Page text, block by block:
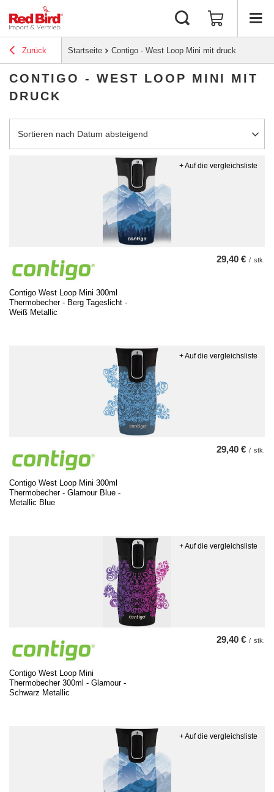
Zurück Startseite Contigo - West Loop Mini mit druck
CONTIGO - WEST LOOP MINI MIT
DRUCK
Sortierung ändern
Sortieren nach Datum absteigend
Contigo West Loop Mini 300ml
Thermobecher - Berg Tageslicht -
Weiß Metallic
29,40 € / stk.
+ Auf die vergleichsliste
Contigo West Loop Mini 300ml
Thermobecher - Glamour Blue -
Metallic Blue
29,40 € / stk.
+ Auf die vergleichsliste
Contigo West Loop Mini
Thermobecher 300ml - Glamour -
Schwarz Metallic
29,40 € / stk.
+ Auf die vergleichsliste
+ Auf die vergleichsliste